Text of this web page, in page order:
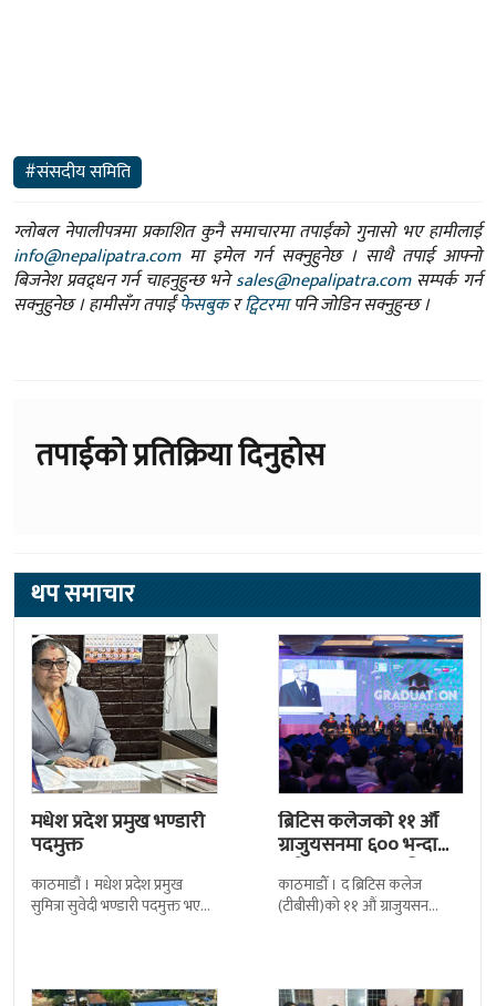
#संसदीय समिति
ग्लोबल नेपालीपत्रमा प्रकाशित कुनै समाचारमा तपाईंको गुनासो भए हामीलाई
info@nepalipatra.comमा इमेल गर्न सक्नुहुनेछ । साथै तपाई आफ्नो
बिजनेश प्रवद्र्धन गर्न चाहनुहुन्छ भनेsales@nepalipatra.comसम्पर्क गर्न
सक्नुहुनेछ । हामीसँग तपाईंफेसबुकरट्विटरमापनि जोडिन सक्नुहुन्छ ।
तपाईको प्रतिक्रिया दिनुहोस
थप समाचार
मधेश प्रदेश प्रमुख भण्डारी
पदमुक्त
काठमाडौं । मधेश प्रदेश प्रमुख
सुमित्रा सुवेदी भण्डारी पदमुक्त भएकी
ब्रिटिस कलेजको ११ औँ
ग्राजुयसनमा ६०० भन्दा
बढी ग्राजुयट सम्मानित
काठमाडौँ । द ब्रिटिस कलेज
(टीबीसी)को ११ औं ग्राजुयसन